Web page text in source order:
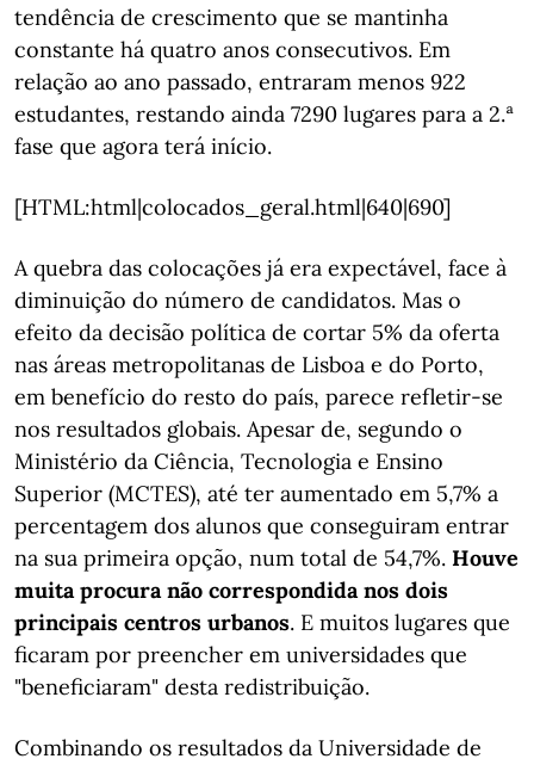
tendência de crescimento que se mantinha
constante há quatro anos consecutivos. Em
relação ao ano passado, entraram menos 922
estudantes, restando ainda 7290 lugares para a 2.ª
fase que agora terá início.
[HTML:html|colocados_geral.html|640|690]
A quebra das colocações já era expectável, face à
diminuição do número de candidatos. Mas o
efeito da decisão política de cortar 5% da oferta
nas áreas metropolitanas de Lisboa e do Porto,
em benefício do resto do país, parece refletir-se
nos resultados globais. Apesar de, segundo o
Ministério da Ciência, Tecnologia e Ensino
Superior (MCTES), até ter aumentado em 5,7% a
percentagem dos alunos que conseguiram entrar
na sua primeira opção, num total de 54,7%. Houve
muita procura não correspondida nos dois
principais centros urbanos. E muitos lugares que
ficaram por preencher em universidades que
"beneficiaram" desta redistribuição.
Combinando os resultados da Universidade de